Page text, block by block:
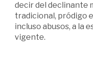
decir del declinante
tradicional, pródigo
incluso abusos, a la
vigente.